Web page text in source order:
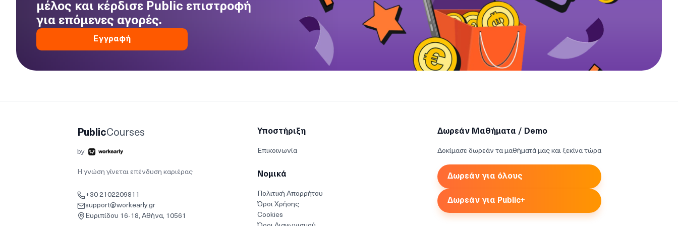
μέλος και κέρδισε Public επιστροφή
για επόμενες αγορές.
Εγγραφή
PublicCourses
by
Η γνώση γίνεται επένδυση καριέρας
+30 2102209811
support@workearly.gr
Ευριπίδου 16-18, Αθήνα, 10561
Υποστήριξη
Επικοινωνία
Νομικά
Πολιτική Απορρήτου
Όροι Χρήσης
Cookies
Δωρεάν Μαθήματα / Demo
Δοκίμασε δωρεάν τα μαθήματά μας και ξεκίνα τώρα
Δωρεάν για όλους
Δωρεάν για Public+